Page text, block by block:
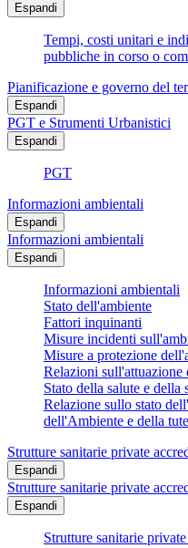
Espandi
Tempi, costi unitari e
pubbliche in corso o
Pianificazione e governo del
Espandi
PGT e Strumenti Urbanistici
Espandi
PGT
Informazioni ambientali
Espandi
Informazioni ambientali
Espandi
Informazioni ambientali
Stato dell'ambiente
Fattori inquinanti
Misure incidenti
Misure a protezione
Relazioni sull'attuazione
Stato della salute e della
Relazione sullo stato
dell'Ambiente e della
Strutture sanitarie private
Espandi
Strutture sanitarie private
Espandi
Strutture sanitarie